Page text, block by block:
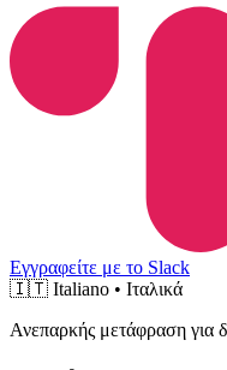
Εγγραφείτε με το Slack
🇮🇹 Italiano • Ιταλικά
Ανεπαρκής μετάφραση για